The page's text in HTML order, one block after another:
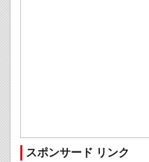
スポンサード リンク